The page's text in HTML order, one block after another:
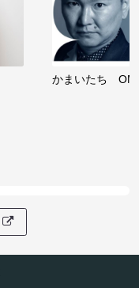
かまいたち